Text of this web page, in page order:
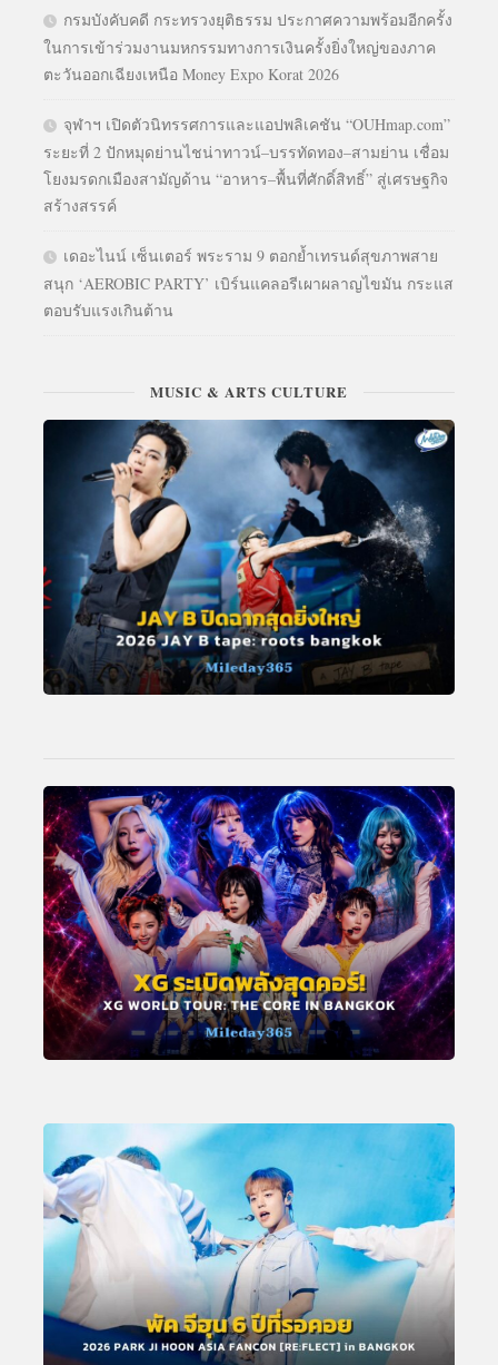
กรมบังคับคดี กระทรวงยุติธรรม ประกาศความพร้อมอีกครั้ง
ในการเข้าร่วมงานมหกรรมทางการเงินครั้งยิ่งใหญ่ของภาค
ตะวันออกเฉียงเหนือ Money Expo Korat 2026
จุฬาฯ เปิดตัวนิทรรศการและแอปพลิเคชัน “OUHmap.com”
ระยะที่ 2 ปักหมุดย่านไชน่าทาวน์–บรรทัดทอง–สามย่าน เชื่อม
โยงมรดกเมืองสามัญด้าน “อาหาร–พื้นที่ศักดิ์สิทธิ์” สู่เศรษฐกิจ
สร้างสรรค์
เดอะไนน์ เซ็นเตอร์ พระราม 9 ตอกย้ำเทรนด์สุขภาพสาย
สนุก ‘AEROBIC PARTY’ เบิร์นแคลอรีเผาผลาญไขมัน กระแส
ตอบรับแรงเกินต้าน
MUSIC & ARTS CULTURE